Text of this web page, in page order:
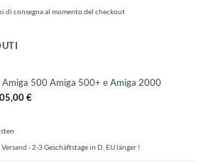
di consegna al momento del checkout
Amiga 500 Amiga 500+ e Amiga 2000
€
- 2-3 Geschäftstage in D, EU länger !